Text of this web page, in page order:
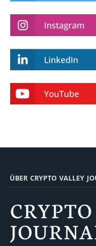
ÜBER CRYPTO VALLEY